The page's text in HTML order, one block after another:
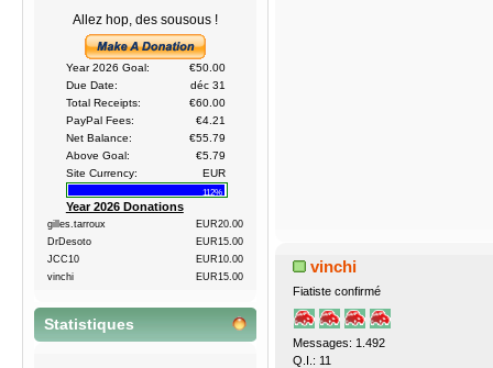
Allez hop, des sousous !
Year 2026 Goal:
€50.00
Due Date:
déc 31
Total Receipts:
€60.00
PayPal Fees:
€4.21
Net Balance:
€55.79
Above Goal:
€5.79
Site Currency:
EUR
112%
Year 2026 Donations
gilles.tarroux
EUR20.00
DrDesoto
EUR15.00
JCC10
EUR10.00
vinchi
EUR15.00
Statistiques
vinchi
Fiatiste confirmé
Messages: 1.492
Q.I.: 11